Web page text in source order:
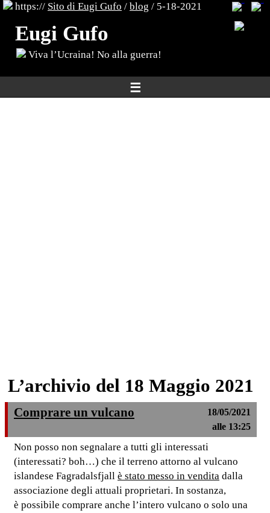
https:// Sito di Eugi Gufo / blog / 5-18-2021
Eugi Gufo
Viva l’Ucraina! No alla guerra!
☰
L’archivio del 18 Maggio 2021
Comprare un vulcano
18/05/2021
alle 13:25
Non posso non segnalare a tutti gli interessati
(interessati? boh…) che il terreno attorno al vulcano
islandese Fagradalsfjall è stato messo in vendita dalla
associazione degli attuali proprietari. In sostanza,
è possibile comprare anche l’intero vulcano o solo una